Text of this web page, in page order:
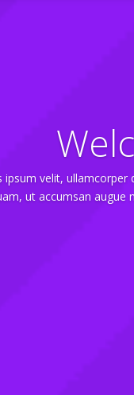
ipsum velit,
ut accumsan augue